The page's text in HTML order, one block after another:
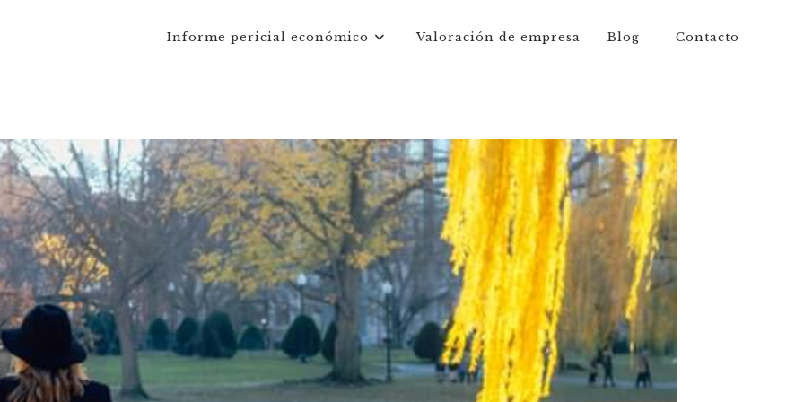
Informe pericial económico Valoración de empresa Blog Contacto